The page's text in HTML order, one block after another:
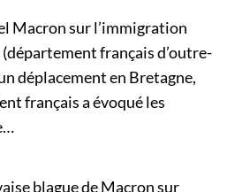
Macron sur l’immigration
français d’outre-
déplacement en Bretagne,
français a évoqué les